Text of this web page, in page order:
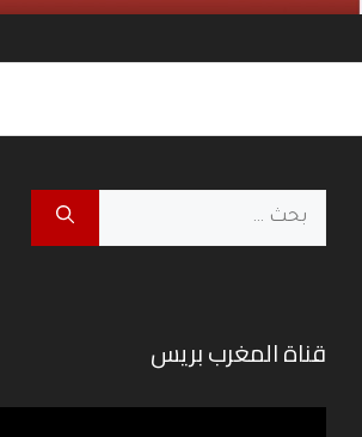
البحث
قناة المغرب بريس